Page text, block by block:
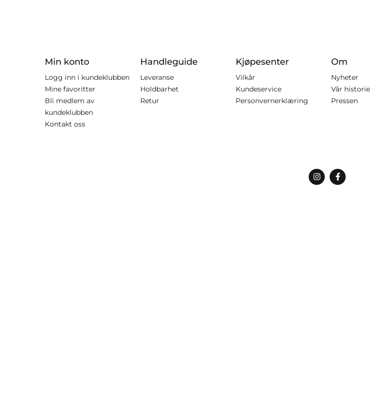
Min konto
Logg inn i kundeklubben
Mine favoritter
Bli medlem av
kundeklubben
Kontakt oss
Handleguide
Leveranse
Holdbarhet
Retur
Kjøpesenter
Vilkår
Kundeservice
Personvernerklæring
Om
Nyheter
Vår historie
Pressen